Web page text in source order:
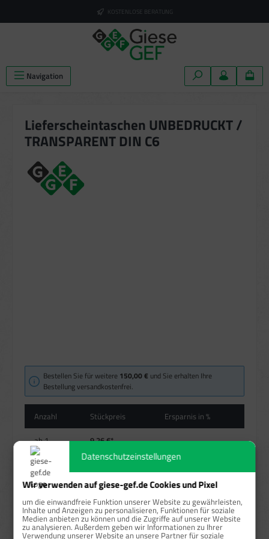
KOSTENLOSE BERATUNG
Navigation
Lieferscheintaschen UNBEDRUCKT /
TRANSPARENT DIN C6
Bestellen Sie für weitere 150,00 € und Sie erhalten Ihre
Bestellung versandkostenfrei.
Anzahl Stückpreis
Ersparnis in %
ab1 9,26 €*
ab5 7,34 %
Preise exkl. MwSt. zzgl. Versandkosten
Sofort verfügbar, Lieferzeit: 1-3 Tage
Größeauswählen
Datenschutzeinstellungen
Wir verwenden auf giese-gef.de Cookies und Pixel
um die einwandfreie Funktion unserer Website zu gewährleisten,
Inhalte und Anzeigen zu personalisieren, Funktionen für soziale
Medien anbieten zu können und die Zugriffe auf unserer Website
zu analysieren. Außerdem geben wir Informationen zu Ihrer
Verwendung unserer Website an unsere Partner für soziale